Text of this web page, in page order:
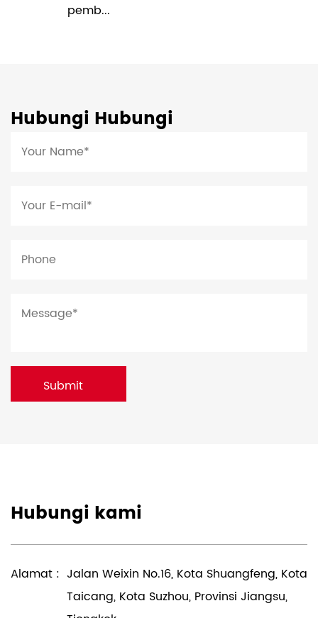
pemb...
Hubungi Hubungi
Hubungi kami
Alamat : Jalan Weixin No.16, Kota Shuangfeng, Kota
Taicang, Kota Suzhou, Provinsi Jiangsu,